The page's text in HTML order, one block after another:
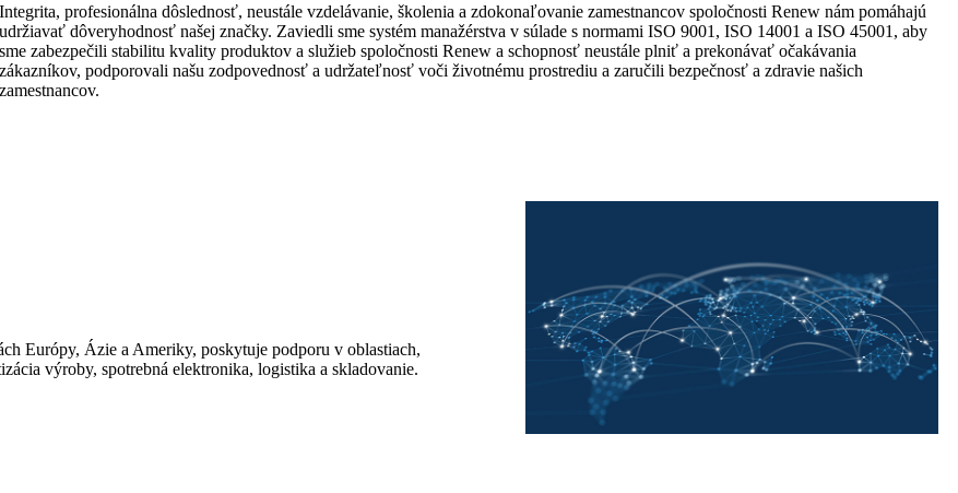
Integrita, profesionálna dôslednosť, neustále vzdelávanie, školenia a zdokonaľovanie zamestnancov spoločnosti Renew nám pomáhajú
udržiavať dôveryhodnosť našej značky. Zaviedli sme systém manažérstva v súlade s normami ISO 9001, ISO 14001 a ISO 45001, aby
sme zabezpečili stabilitu kvality produktov a služieb spoločnosti Renew a schopnosť neustále plniť a prekonávať očakávania
zákazníkov, podporovali našu zodpovednosť a udržateľnosť voči životnému prostrediu a zaručili bezpečnosť a zdravie našich
zamestnancov.
Európy, Ázie a Ameriky, poskytuje podporu v oblastiach,
výroby, spotrebná elektronika, logistika a skladovanie.